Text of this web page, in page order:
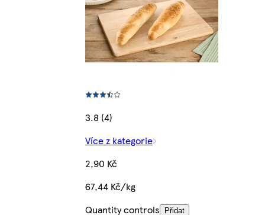
3.8 (4)
Více z kategorie
2,90 Kč
67,44 Kč/kg
Quantity controls
Přidat